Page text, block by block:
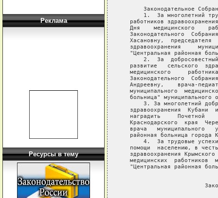
Реклама
Ресурсы в тему
Законодательное
1.  За многолетний
работников
Дня    медицинского
Законодательного
Хасановну,  председателя
здравоохранения
"Центральная районная
2.  За
развитие   сельского
медицинского
Законодательного
Андреевну,    врача-
муниципального
больница" муниципального
3. За многолетний
здравоохранения  Кубани
наградить     Почетной
Краснодарского  края
врача   муниципального
районная больница города
4.  За трудовые
помощи  населению, в
здравоохранения
медицинских  работников
"Центральная районная